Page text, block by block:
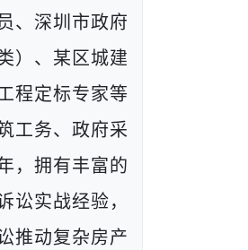
、深圳市政府
）、某区城建
程定标专家等
工务、政府采
，拥有丰富的
讼实战经验，
推动复杂房产